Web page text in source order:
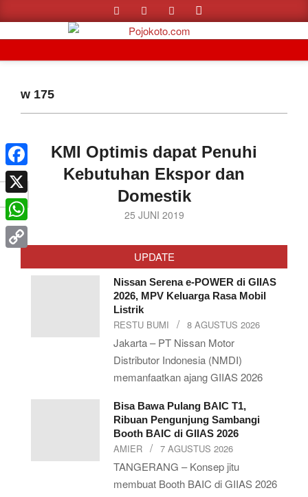
to
content
Search
w 175
KMI Optimis dapat Penuhi
Kebutuhan Ekspor dan
Domestik
25
25 JUNI 2019
UPDATE
Nissan Serena e-POWER di GIIAS
2026, MPV Keluarga Rasa Mobil
Listrik
RESTU BUMI 8 AGUSTUS 2026
Jakarta – PT Nissan Motor
Distributor Indonesia (NMDI)
memanfaatkan ajang GIIAS 2026
Bisa Bawa Pulang BAIC T1,
Ribuan Pengunjung Sambangi
Booth BAIC di GIIAS 2026
AMIER 7 AGUSTUS 2026
TANGERANG – Konsep jitu
membuat Booth BAIC di GIIAS 2026
Facebook
X
WhatsApp